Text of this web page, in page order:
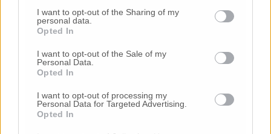
I want to opt-out of the Sharing of my
personal data.
Opted In
I want to opt-out of the Sale of my
Personal Data.
Opted In
I want to opt-out of processing my
Personal Data for Targeted Advertising.
Opted In
collaborazione tra istituzioni che, come
avvenuto in passato con altri enti in altre
ottimizzazione dei percorsi e una migliore
gestione assistenziale per dare risposte
della popolazione». «Grande è l’attenzione per
questo progetto da parte della Ast Ancona,